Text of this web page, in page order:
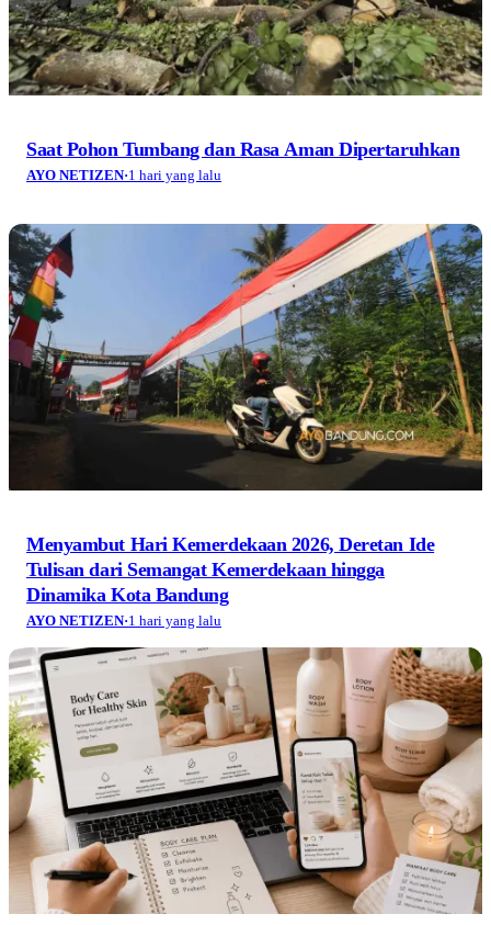
Saat Pohon Tumbang dan Rasa Aman Dipertaruhkan
AYO NETIZEN·1 hari yang lalu
Menyambut Hari Kemerdekaan 2026, Deretan Ide
Tulisan dari Semangat Kemerdekaan hingga
Dinamika Kota Bandung
AYO NETIZEN·1 hari yang lalu